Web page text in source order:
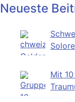
Neueste
Mit